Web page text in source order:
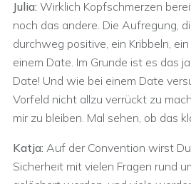
Julia: Wirklich Kopfschmerzen
noch das andere. Die Aufregung,
durchweg positive, ein Kribbeln,
einem Date. Im Grunde ist es das
Date! Und wie bei einem Date
Vorfeld nicht allzu verrückt zu
mir zu bleiben. Mal sehen, ob das
Katja: Auf der Convention wirst
Sicherheit mit vielen Fragen rund